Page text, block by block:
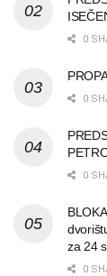
0
0
0
za 24
0